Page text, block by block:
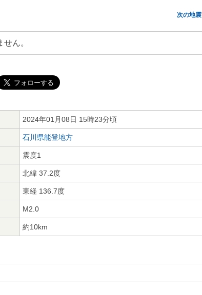
次の地震
ん。
2024年01月08日 15時23分頃
石川県能登地方
震度1
北緯 37.2度
東経 136.7度
M2.0
約10km